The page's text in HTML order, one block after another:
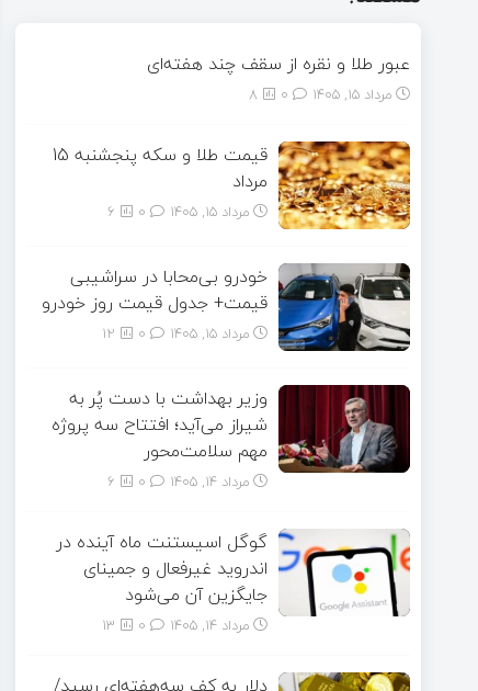
عبور طلا و نقره از سقف چند هفته‌ای
مرداد ۱۵, ۱۴۰۵ 8
قیمت طلا و سکه پنجشنبه 15
مرداد
مرداد ۱۵, ۱۴۰۵ 6
خودرو بی‌محابا در سراشیبی
قیمت+ جدول قیمت روز خودرو
مرداد ۱۵, ۱۴۰۵ 12
وزیر بهداشت با دست پُر به
شیراز می‌آید؛ افتتاح سه پروژه
مهم سلامت‌محور
مرداد ۱۴, ۱۴۰۵ 6
گوگل اسیستنت ماه آینده در
اندروید غیرفعال و جمینای
جایگزین آن می‌شود
مرداد ۱۴, ۱۴۰۵ 13